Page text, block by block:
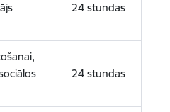
24 stundas
24 stundas